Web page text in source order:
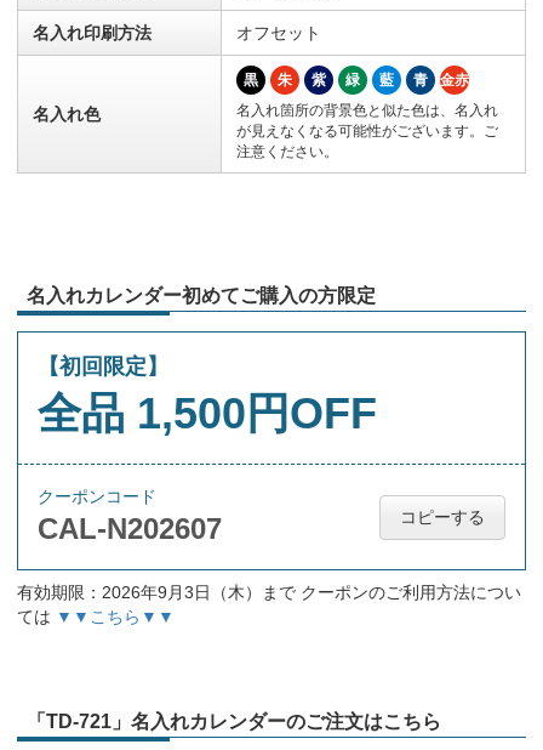
名入れ印刷方法 オフセット
名入れ色
黒 朱 紫 緑 藍 青
金赤
名入れ箇所の背景色と似た色は、名入れ
が見えなくなる可能性がございます。ご
注意ください。
名入れカレンダー初めてご購入の方限定
【初回限定】
全品 1,500円OFF
クーポンコード
CAL-N202607 コピーする
有効期限：2026年9月3日（木）まで クーポンのご利用方法につい
ては ▼▼こちら▼▼
「TD-721」名入れカレンダーのご注文はこちら